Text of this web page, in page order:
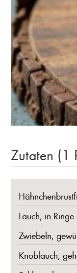
Zutaten (1
Lauch, in Ringe
Zwiebeln,
Knoblauch,